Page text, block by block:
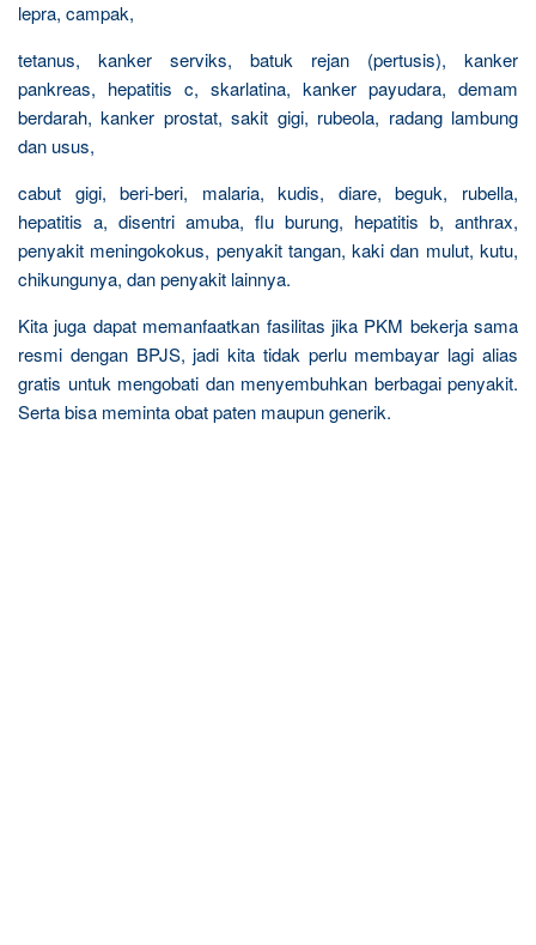
lepra, campak,
tetanus, kanker serviks, batuk rejan (pertusis), kanker
pankreas, hepatitis c, skarlatina, kanker payudara, demam
berdarah, kanker prostat, sakit gigi, rubeola, radang lambung
dan usus,
cabut gigi, beri-beri, malaria, kudis, diare, beguk, rubella,
hepatitis a, disentri amuba, flu burung, hepatitis b, anthrax,
penyakit meningokokus, penyakit tangan, kaki dan mulut, kutu,
chikungunya, dan penyakit lainnya.
Kita juga dapat memanfaatkan fasilitas jika PKM bekerja sama
resmi dengan BPJS, jadi kita tidak perlu membayar lagi alias
gratis untuk mengobati dan menyembuhkan berbagai penyakit.
Serta bisa meminta obat paten maupun generik.